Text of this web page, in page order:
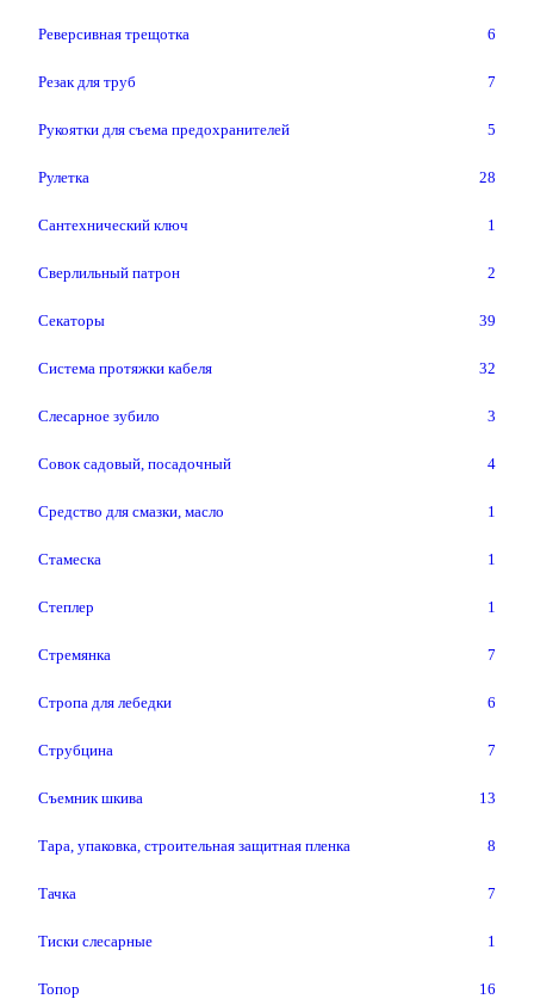
Реверсивная трещотка 6
Резак для труб 7
Рукоятки для съема предохранителей 5
Рулетка 28
Сантехнический ключ 1
Сверлильный патрон 2
Секаторы 39
Система протяжки кабеля 32
Слесарное зубило 3
Совок садовый, посадочный 4
Средство для смазки, масло 1
Стамеска 1
Степлер 1
Стремянка 7
Стропа для лебедки 6
Струбцина 7
Съемник шкива 13
Тара, упаковка, строительная защитная пленка 8
Тачка 7
Тиски слесарные 1
Топор 16